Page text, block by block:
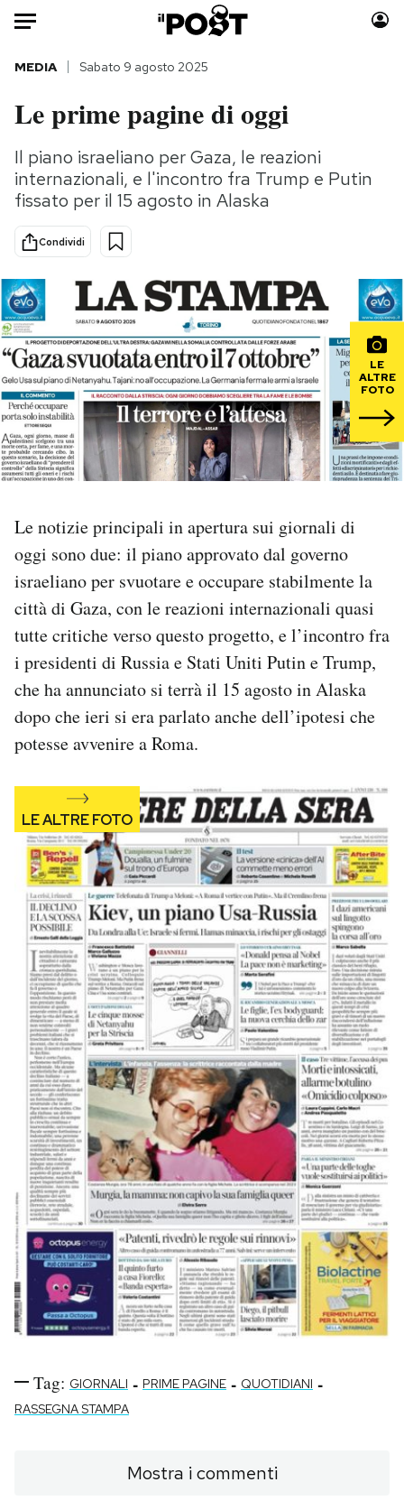
Auto
HOME
Italia
Mondo
Politica
Tecnologia
Internet
Scienza
Cultura
Economia
Sport
Moda
Libri
Consumismi
Media
Europa
Altrecose
Mondiali calcio 2026
PODCAST
I MIEI PREFERITI
SHOP
AREA PERSONALE
Newsletter
Notifiche mobile
Regala il Post
Hai bisogno di aiuto?
Esci
MEDIA Sabato 9 agosto 2025
Le prime pagine di oggi
Il piano israeliano per Gaza, le reazioni
internazionali, e l'incontro fra Trump e Putin
fissato per il 15 agosto in Alaska
Condividi
LE
ALTRE
FOTO
Le notizie principali in apertura sui giornali di
oggi sono due: il piano approvato dal governo
israeliano per svuotare e occupare stabilmente la
città di Gaza, con le reazioni internazionali quasi
tutte critiche verso questo progetto, e l’incontro fra
i presidenti di Russia e Stati Uniti Putin e Trump,
che ha annunciato si terrà il 15 agosto in Alaska
dopo che ieri si era parlato anche dell’ipotesi che
potesse avvenire a Roma.
Tag: GIORNALI - PRIME PAGINE - QUOTIDIANI -
RASSEGNA STAMPA
Mostra i commenti